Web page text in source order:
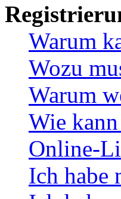
Warum
Wozu
Warum
Wie
Online-
Ich habe